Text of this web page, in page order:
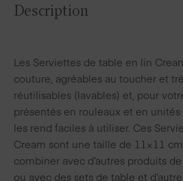
Description
Les Serviettes de table en lin
couture, agréables au toucher et
réutilisables (lavables) et, pour
présentés en rouleaux et en
les rend faciles à utiliser. Ces
Cream sont une taille de 11×11
combiner avec d’autres produits
ou avec des sets de table et